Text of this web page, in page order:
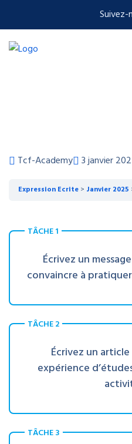
Suivez-
Tcf-Academy 3 janvier
Expression Ecrite Janvier 2025
TÂCHE 1
Écrivez un
convaincre à
TÂCHE 2
Écrivez un
expérience
TÂCHE 3